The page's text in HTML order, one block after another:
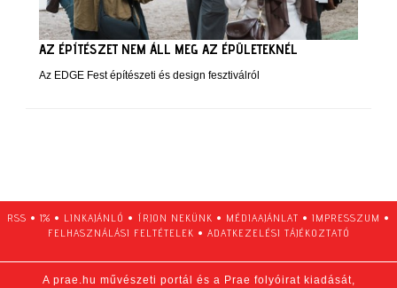
AZ ÉPÍTÉSZET NEM ÁLL MEG AZ ÉPÜLETEKNÉL
Az EDGE Fest építészeti és design fesztiválról
RSS • 1% • LINKAJÁNLÓ • ÍRJON NEKÜNK • MÉDIAAJÁNLAT • IMPRESSZUM •
FELHASZNÁLÁSI FELTÉTELEK • ADATKEZELÉSI TÁJÉKOZTATÓ
A prae.hu művészeti portál és a Prae folyóirat kiadását,